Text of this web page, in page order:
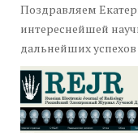
Поздравляем
интереснейшей
дальнейших успехов